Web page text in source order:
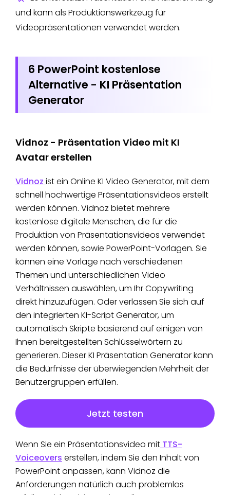
und kann als Produktionswerkzeug für
Videopräsentationen verwendet werden.
6 PowerPoint kostenlose
Alternative - KI Präsentation
Generator
Vidnoz - Präsentation Video mit KI
Avatar erstellen
Vidnoz ist ein Online KI Video Generator, mit dem
schnell hochwertige Präsentationsvideos erstellt
werden können. Vidnoz bietet mehrere
kostenlose digitale Menschen, die für die
Produktion von Präsentationsvideos verwendet
werden können, sowie PowerPoint-Vorlagen. Sie
können eine Vorlage nach verschiedenen
Themen und unterschiedlichen Video
Verhältnissen auswählen, um Ihr Copywriting
direkt hinzuzufügen. Oder verlassen Sie sich auf
den integrierten KI-Script Generator, um
automatisch Skripte basierend auf einigen von
Ihnen bereitgestellten Schlüsselwörtern zu
generieren. Dieser KI Präsentation Generator kann
die Bedürfnisse der überwiegenden Mehrheit der
Benutzergruppen erfüllen.
Jetzt testen
Wenn Sie ein Präsentationsvideo mit TTS-
Voiceovers erstellen, indem Sie den Inhalt von
PowerPoint anpassen, kann Vidnoz die
Anforderungen natürlich auch problemlos